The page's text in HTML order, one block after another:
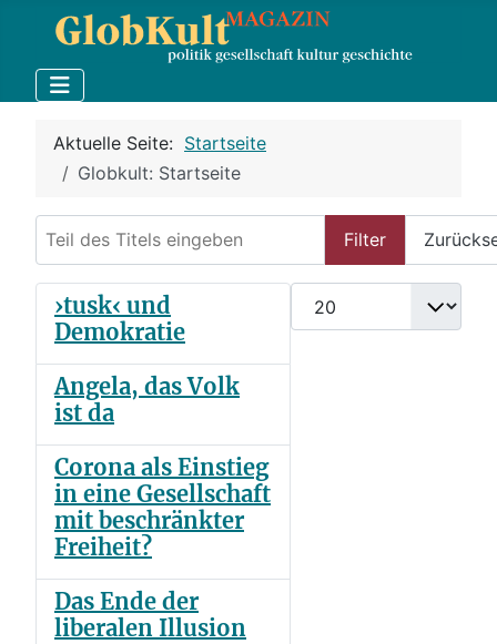
Aktuelle Seite: Startseite
Globkult: Startseite
Filter
Anzeige #
›tusk‹ und
Demokratie
Angela, das Volk
ist da
Corona als Einstieg
in eine Gesellschaft
mit beschränkter
Freiheit?
Das Ende der
liberalen Illusion